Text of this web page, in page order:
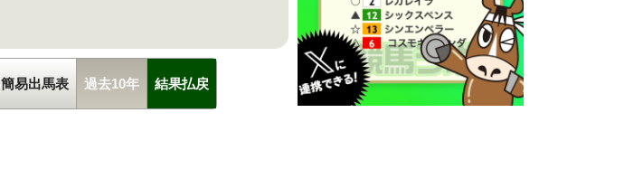
血統分析
簡易出馬表 過去10年 結果払戻